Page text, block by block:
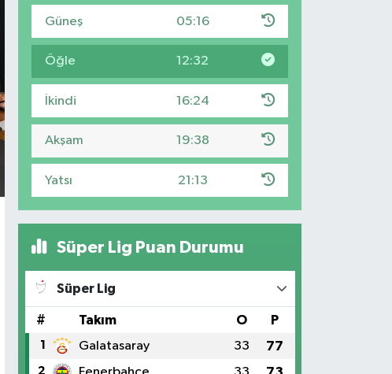
Güneş 05:16
Öğle 12:32
İkindi 16:24
Akşam 19:38
Yatsı 21:13
Süper Lig Puan Durumu
Süper Lig
# Takım O P
1 Galatasaray 33 77
2